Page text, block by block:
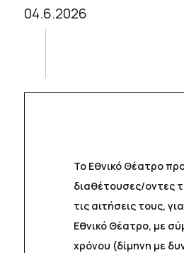
04.6.2026
Το Εθνικό Θέατρο
διαθέτουσες/οντες
τις αιτήσεις τους,
Εθνικό Θέατρο, με
χρόνου (δίμηνη με